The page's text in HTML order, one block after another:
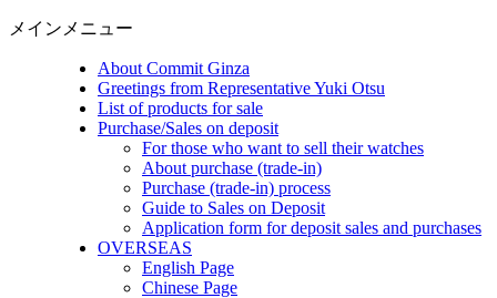
メインメニュー
About Commit Ginza
Greetings from Representative Yuki Otsu
List of products for sale
Purchase/Sales on deposit
For those who want to sell their watches
About purchase (trade-in)
Purchase (trade-in) process
Guide to Sales on Deposit
Application form for deposit sales and purchases
OVERSEAS
English Page
Chinese Page